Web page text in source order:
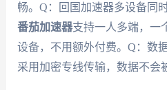
畅。Q：回国加速器多设备同
番茄加速器支持一人多端，一
设备，不用额外付费。Q：数
采用加密专线传输，数据不会